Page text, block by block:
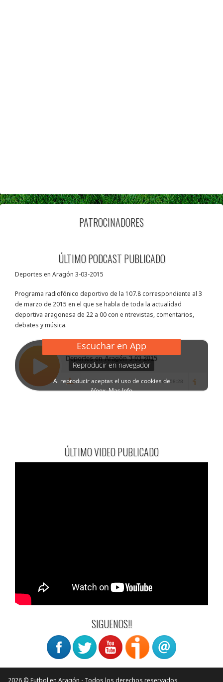
PATROCINADORES
ÚLTIMO PODCAST PUBLICADO
Deportes en Aragón 3-03-2015
Programa radiofónico deportivo de la 107.8 correspondiente al 3
de marzo de 2015 en el que se habla de toda la actualidad
deportiva aragonesa de 22 a 00 con e ntrevistas, comentarios,
debates y música.
ÚLTIMO VIDEO PUBLICADO
SIGUENOS!!
2026 © Futbol en Aragón - Todos los derechos reservados